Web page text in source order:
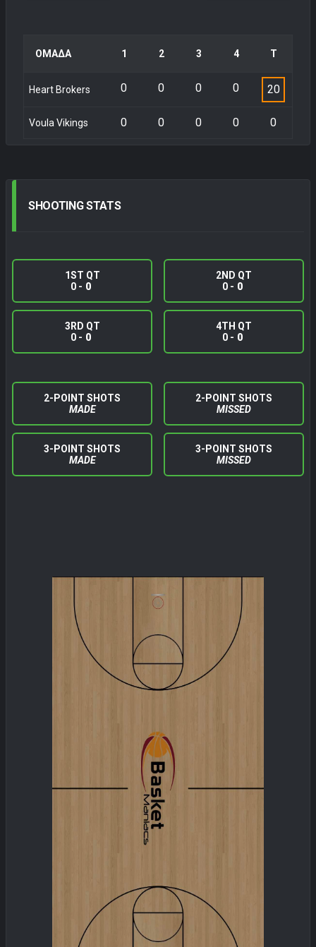
ΟΜΑΔΑ 1 2 3 4 Τ
Heart Brokers 0 0 0 0 20
Voula Vikings 0 0 0 0 0
SHOOTINGSTATS
1ST QT
0 - 0
2ND QT
0 - 0
3RD QT
0 - 0
4TH QT
0 - 0
2-POINT SHOTS
MADE
2-POINT SHOTS
MISSED
3-POINT SHOTS
MADE
3-POINT SHOTS
MISSED